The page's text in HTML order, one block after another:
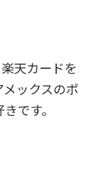
天カードを
ックスのポ
です。